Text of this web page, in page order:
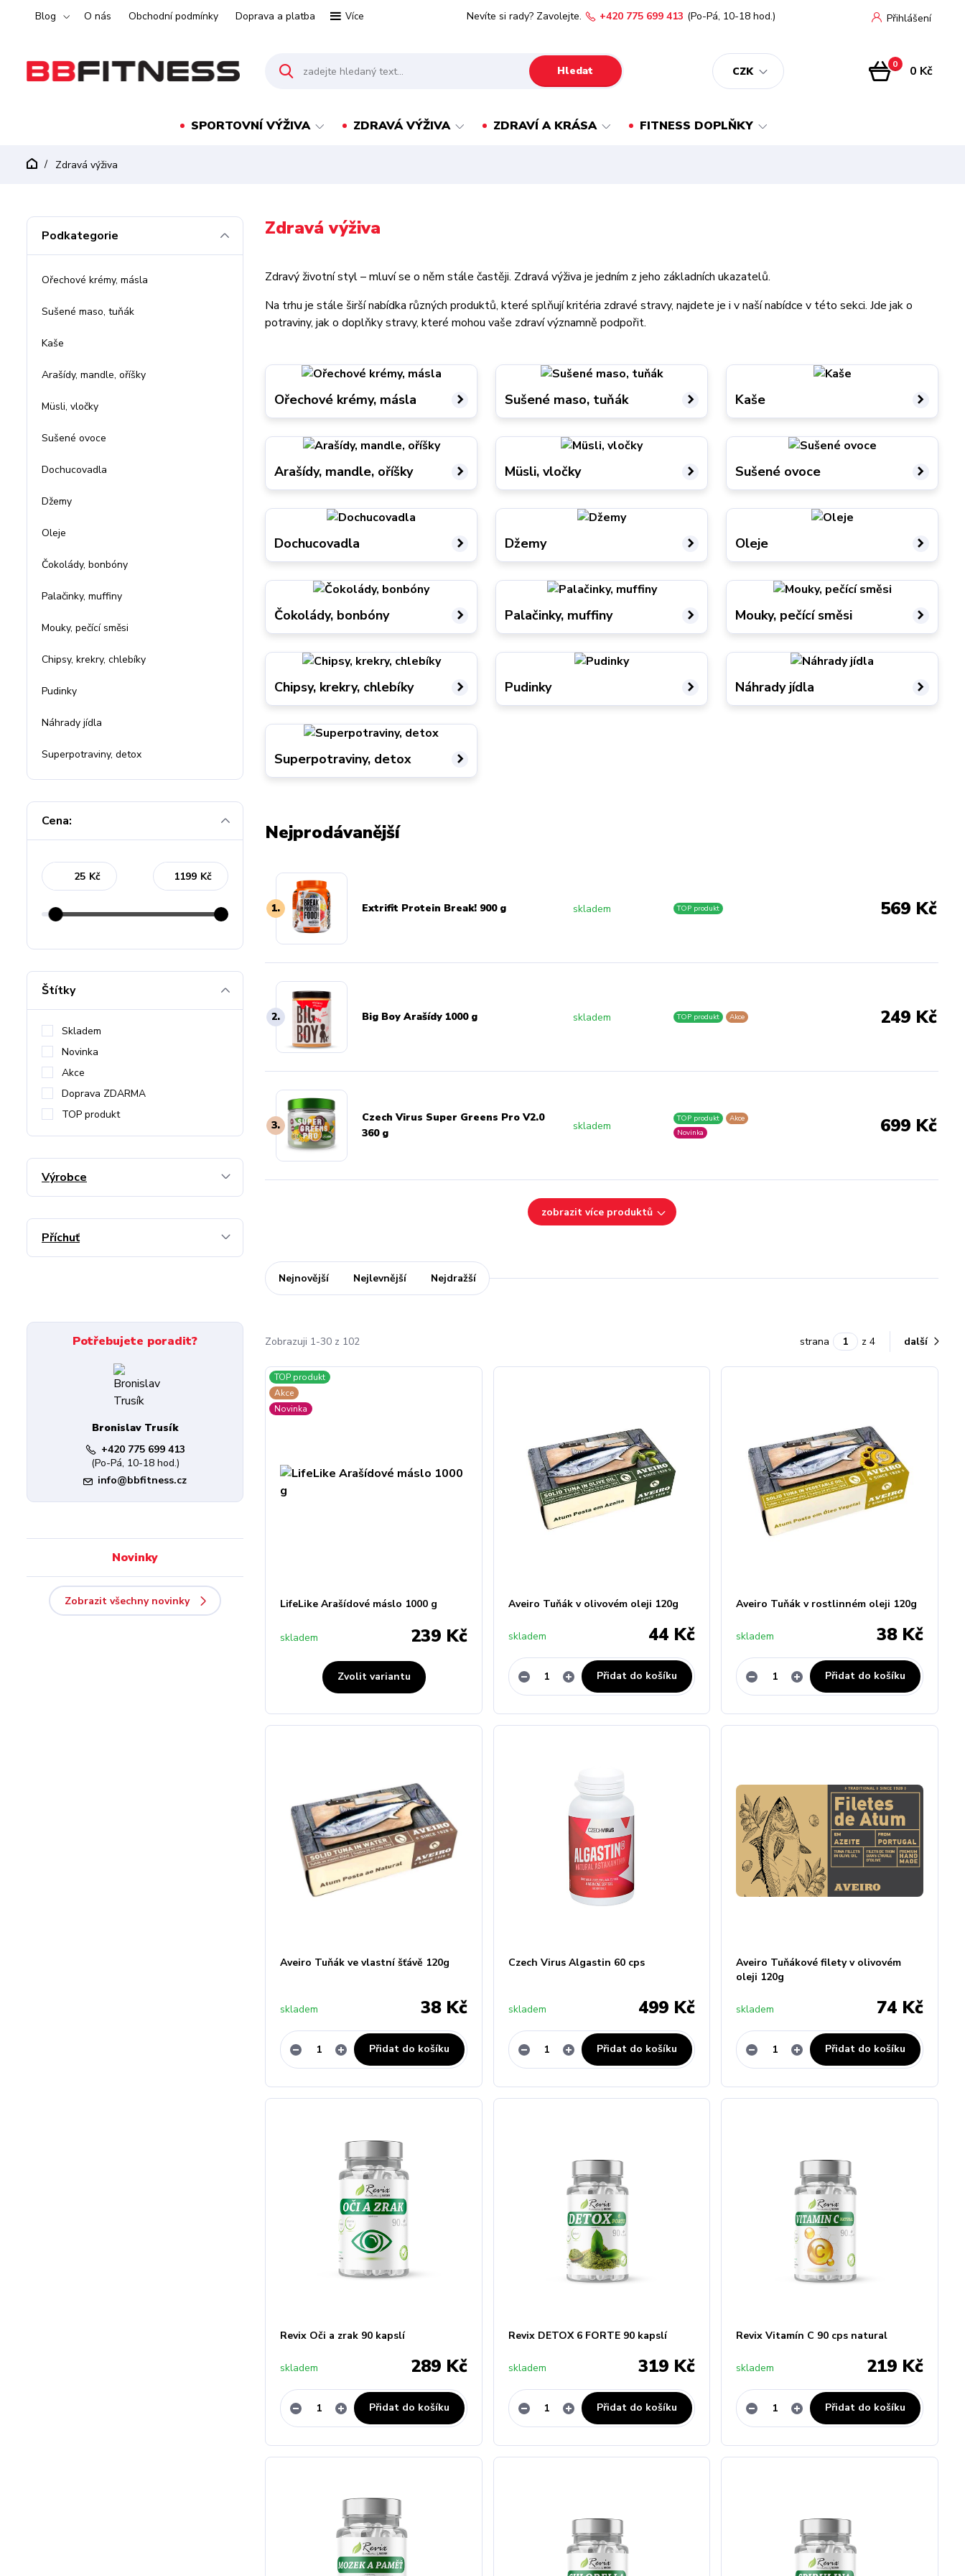
Blog O nás Obchodní podmínky Doprava a platba Více
CZK
Přihlášení
Hledat
Nevíte si rady? Zavolejte. +420 775 699 413 (Po-Pá, 10-18 hod.)
0 0 Kč
SPORTOVNÍ VÝŽIVA ZDRAVÁ VÝŽIVA ZDRAVÍ A KRÁSA FITNESS DOPLŇKY
Zdravá výživa
Zdravá výživa
Zdravý životní styl – mluví se o něm stále častěji. Zdravá výživa je jedním z jeho základních ukazatelů.
Na trhu je stále širší nabídka různých produktů, které splňují kritéria zdravé stravy, najdete je i v naší nabídce v této sekci. Jde jak o
potraviny, jak o doplňky stravy, které mohou vaše zdraví významně podpořit.
Ořechové krémy, másla Sušené maso, tuňák Kaše
Arašídy, mandle, oříšky Müsli, vločky Sušené ovoce
Dochucovadla Džemy Oleje
Čokolády, bonbóny Palačinky, muffiny Mouky, pečící směsi
Chipsy, krekry, chlebíky Pudinky Náhrady jídla
Superpotraviny, detox
Nejprodávanější
1. Extrifit Protein Break! 900 g skladem TOP produkt 569 Kč
2. Big Boy Arašídy 1000 g skladem TOP produkt Akce 249 Kč
3.
Czech Virus Super Greens Pro V2.0
360 g
skladem
TOP produkt
Akce
Novinka
699 Kč
zobrazit více produktů
Nejnovější Nejlevnější Nejdražší
Zobrazuji 1-30 z 102 strana z 4 další
TOP produkt
Akce
Novinka
LifeLike Arašídové máslo 1000 g
239 Kč
skladem
Zvolit variantu
Aveiro Tuňák v olivovém oleji 120g
44 Kč
skladem
Přidat do košíku
Aveiro Tuňák v rostlinném oleji 120g
38 Kč
skladem
Přidat do košíku
Aveiro Tuňák ve vlastní šťávě 120g
38 Kč
skladem
Přidat do košíku
Czech Virus Algastin 60 cps
499 Kč
skladem
Přidat do košíku
Aveiro Tuňákové filety v olivovém
oleji 120g
74 Kč
skladem
Přidat do košíku
Revix Oči a zrak 90 kapslí
289 Kč
skladem
Přidat do košíku
Revix DETOX 6 FORTE 90 kapslí
319 Kč
skladem
Přidat do košíku
Revix Vitamín C 90 cps natural
219 Kč
skladem
Přidat do košíku
Podkategorie
Ořechové krémy, másla
Sušené maso, tuňák
Kaše
Arašídy, mandle, oříšky
Müsli, vločky
Sušené ovoce
Dochucovadla
Džemy
Oleje
Čokolády, bonbóny
Palačinky, muffiny
Mouky, pečící směsi
Chipsy, krekry, chlebíky
Pudinky
Náhrady jídla
Superpotraviny, detox
Cena:
Kč Kč
Štítky
Skladem
Novinka
Akce
Doprava ZDARMA
TOP produkt
Výrobce
Příchuť
Potřebujete poradit?
Bronislav Trusík
+420 775 699 413
(Po-Pá, 10-18 hod.)
info@bbfitness.cz
Novinky
Zobrazit všechny novinky